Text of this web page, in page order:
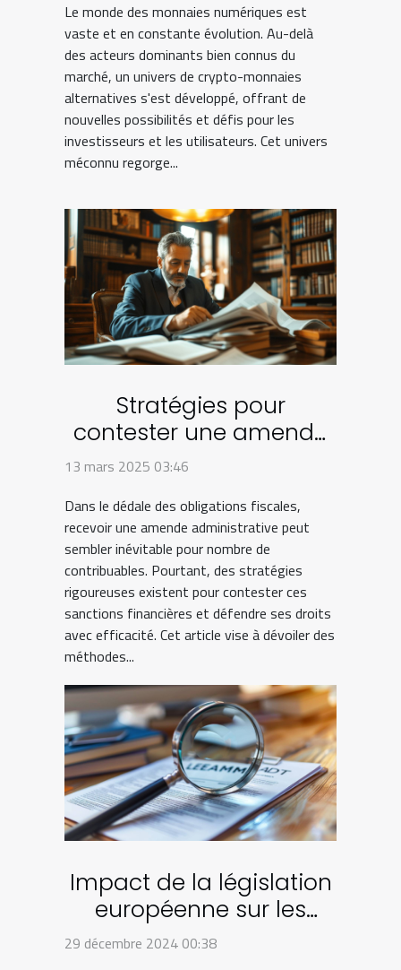
Le monde des monnaies numériques est
vaste et en constante évolution. Au-delà
des acteurs dominants bien connus du
marché, un univers de crypto-monnaies
alternatives s'est développé, offrant de
nouvelles possibilités et défis pour les
investisseurs et les utilisateurs. Cet univers
méconnu regorge...
Stratégies pour
contester une amende
administrative en droit
13 mars 2025 03:46
Dans le dédale des obligations fiscales,
recevoir une amende administrative peut
sembler inévitable pour nombre de
contribuables. Pourtant, des stratégies
rigoureuses existent pour contester ces
sanctions financières et défendre ses droits
avec efficacité. Cet article vise à dévoiler des
méthodes...
Impact de la législation
européenne sur les
baux commerciaux
29 décembre 2024 00:38